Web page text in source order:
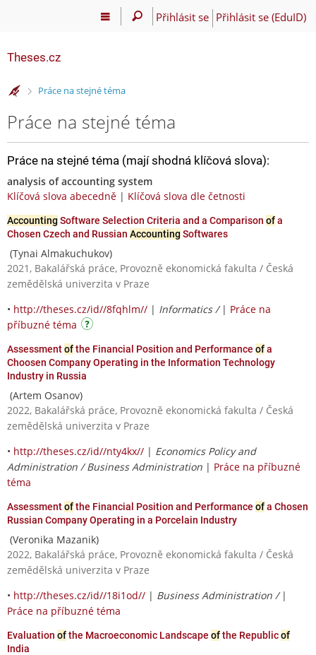
Přihlásit se Přihlásit se (EduID)
Theses.cz
>Práce na stejné téma
Práce na stejné téma
Práce na stejné téma (mají shodná klíčová slova):
analysis of accounting system
Klíčová slova abecedně | Klíčová slova dle četnosti
Accounting Software Selection Criteria and a Comparison ofa
Chosen Czech and Russian Accounting Softwares
(Tynai Almakuchukov)
2021, Bakalářská práce, Provozně ekonomická fakulta / Česká
zemědělská univerzita v Praze
• http://theses.cz/id//8fqhlm// | Informatics / | Práce na
příbuzné téma
Assessmentofthe Financial Position and Performance ofa
Choosen Company Operating in the Information Technology
Industry in Russia
(Artem Osanov)
2022, Bakalářská práce, Provozně ekonomická fakulta / Česká
zemědělská univerzita v Praze
• http://theses.cz/id//nty4kx// | Economics Policy and
Administration / Business Administration | Práce na příbuzné
téma
Assessmentofthe Financial Position and Performance ofa Chosen
Russian Company Operating in a Porcelain Industry
(Veronika Mazanik)
2022, Bakalářská práce, Provozně ekonomická fakulta / Česká
zemědělská univerzita v Praze
• http://theses.cz/id//18i1od// | Business Administration / |
Práce na příbuzné téma
Evaluation ofthe Macroeconomic Landscape ofthe Republicof
India